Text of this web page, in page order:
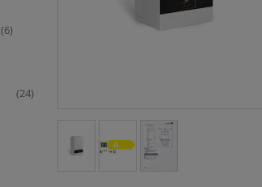
(6)
(24)